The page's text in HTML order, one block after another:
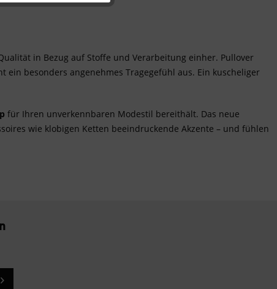
in Bezug auf Stoffe und Verarbeitung einher. Pullover
besonders angenehmes Tragegefühl aus. Ein kuscheliger
für Ihren unverkennbaren Modestil bereithält. Das neue
wie klobigen Ketten beeindruckende Akzente – und fühlen
Inaktiv